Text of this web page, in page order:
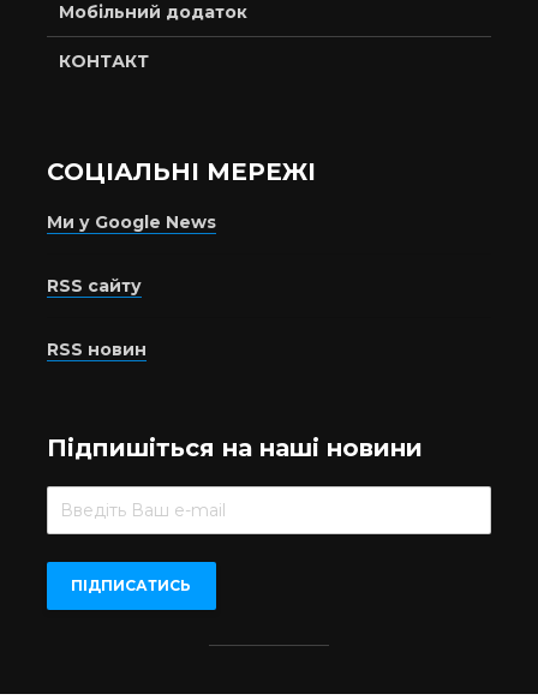
Мобільний додаток
КОНТАКТ
СОЦІАЛЬНІ МЕРЕЖІ
Ми у Google News
RSS сайту
RSS новин
Підпишіться на наші новини